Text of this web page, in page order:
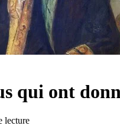
qui ont
lecture